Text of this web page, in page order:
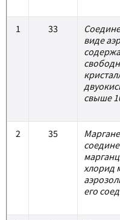
1 33
виде
свыше
2 35
хлорид
его